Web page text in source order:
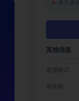
永久会
其他信息
资源格式
有效期